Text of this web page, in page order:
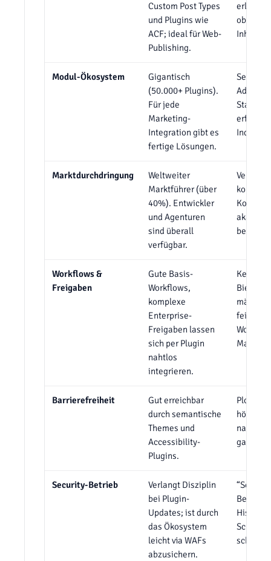
Custom Post Types
und Plugins wie
ACF; ideal für Web-
Publishing.
Modul-Ökosystem
Gigantisch
(50.000+ Plugins).
Für jede
Marketing-
Integration gibt es
fertige Lösungen.
Sehr
Add-
Marktdurchdringung
Weltweiter
Marktführer (über
40%). Entwickler
und Agenturen
sind überall
verfügbar.
Workflows &
Freigaben
Gute Basis-
Workflows,
komplexe
Enterprise-
Freigaben lassen
sich per Plugin
nahtlos
integrieren.
Bietet
Markt.
Barrierefreiheit
Gut erreichbar
durch semantische
Themes und
Accessibility-
Plugins.
Plone
höchste
nativ im
Security-Betrieb
Verlangt Disziplin
bei Plugin-
Updates; ist durch
das Ökosystem
leicht via WAFs
abzusichern.
“Secure
Besitzt
Historie
schwer